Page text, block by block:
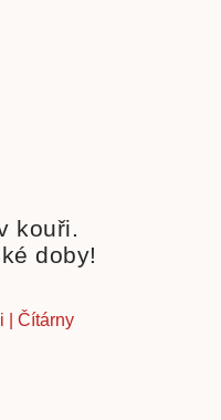
kouři.
doby!